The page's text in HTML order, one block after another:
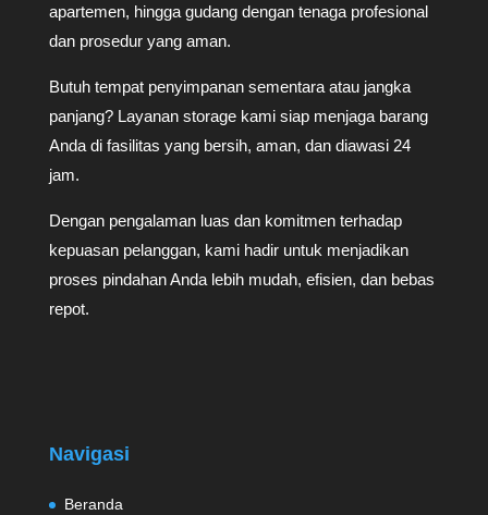
apartemen, hingga gudang dengan tenaga profesional
dan prosedur yang aman.
Butuh tempat penyimpanan sementara atau jangka
panjang? Layanan storage kami siap menjaga barang
Anda di fasilitas yang bersih, aman, dan diawasi 24
jam.
Dengan pengalaman luas dan komitmen terhadap
kepuasan pelanggan, kami hadir untuk menjadikan
proses pindahan Anda lebih mudah, efisien, dan bebas
repot.
Navigasi
Beranda